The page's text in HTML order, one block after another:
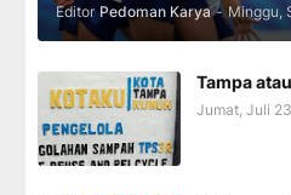
Editor Pedoman Karya - Minggu,
Tampa
Jumat, Juli